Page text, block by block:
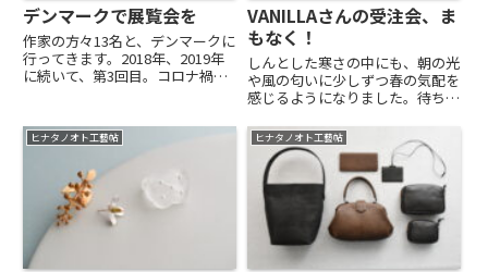
デンマークで展覧会を
作家の方々13名と、デンマークに
行ってきます。2018年、2019年
に続いて、第3回目。コロナ禍を
イサガーさん夫妻が運営する
Tversted Skoleでの開催。
VANILLAさんの受注会、ま
もなく！
しんとした寒さの中にも、朝の光
や風の匂いに少しずつ春の気配を
感じるようになりました。待ちわ
週末、2／8（土）よりはじまり
ます。《初日ご予約のご案内》
11:00〜11:45 / 12:00〜12:45は、
ご...
ヒナタノオト工藝帖 ヒナタノオト工藝帖